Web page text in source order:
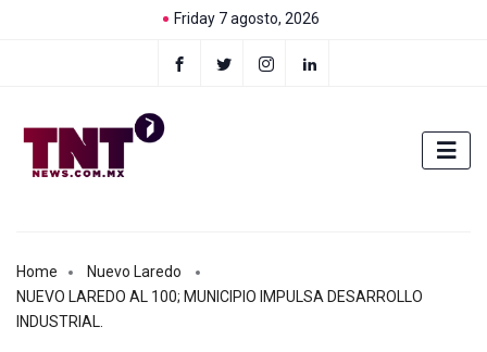
Friday 7 agosto, 2026
Home
Nuevo Laredo
NUEVO LAREDO AL 100; MUNICIPIO IMPULSA DESARROLLO
INDUSTRIAL.